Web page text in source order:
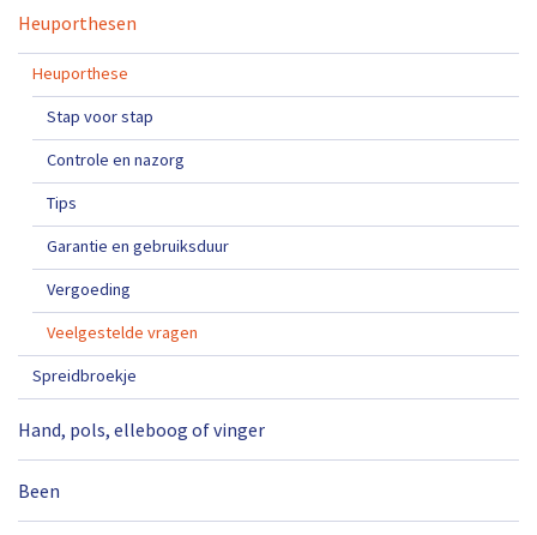
Heuporthesen
Heuporthese
Stap voor stap
Controle en nazorg
Tips
Garantie en gebruiksduur
Vergoeding
Veelgestelde vragen
Spreidbroekje
Hand, pols, elleboog of vinger
Been